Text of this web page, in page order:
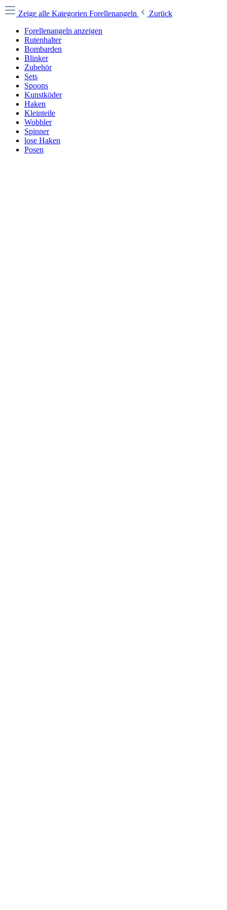
Zeige alle Kategorien Forellenangeln
Zurück
Forellenangeln anzeigen
Rutenhalter
Bombarden
Blinker
Zubehör
Sets
Spoons
Kunstköder
Haken
Kleinteile
Wobbler
Spinner
lose Haken
Posen